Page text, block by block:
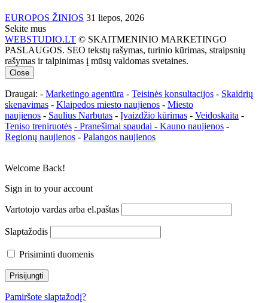
EUROPOS ŽINIOS 31 liepos, 2026
Sekite mus
WEBSTUDIO.LT © SKAITMENINIO MARKETINGO
PASLAUGOS. SEO tekstų rašymas, turinio kūrimas, straipsnių
rašymas ir talpinimas į mūsų valdomas svetaines.
Close
Draugai: - Marketingo agentūra - Teisinės konsultacijos - Skaidrių
skenavimas - Klaipedos miesto naujienos - Miesto
naujienos - Saulius Narbutas - Įvaizdžio kūrimas - Veidoskaita -
Teniso treniruotės - Pranešimai spaudai - Kauno naujienos -
Regionų naujienos - Palangos naujienos
Welcome Back!
Sign in to your account
Vartotojo vardas arba el.paštas
Slaptažodis
Prisiminti duomenis
Pamiršote slaptažodį?